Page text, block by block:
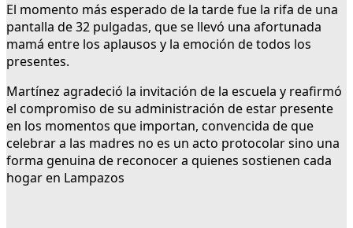
El momento más esperado de la tarde fue la rifa de una
pantalla de 32 pulgadas, que se llevó una afortunada
mamá entre los aplausos y la emoción de todos los
presentes.
Martínez agradeció la invitación de la escuela y reafirmó
el compromiso de su administración de estar presente
en los momentos que importan, convencida de que
celebrar a las madres no es un acto protocolar sino una
forma genuina de reconocer a quienes sostienen cada
hogar en Lampazos